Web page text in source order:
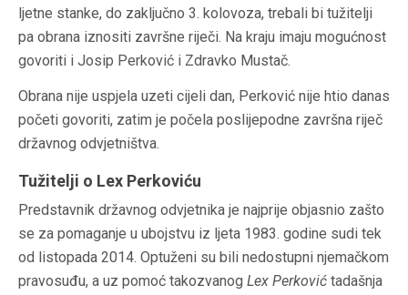
ljetne stanke, do zaključno 3. kolovoza, trebali bi tužitelji
pa obrana iznositi završne riječi. Na kraju imaju mogućnost
govoriti i Josip Perković i Zdravko Mustač.
Obrana nije uspjela uzeti cijeli dan, Perković nije htio danas
početi govoriti, zatim je počela poslijepodne završna riječ
državnog odvjetništva.
Tužitelji o Lex Perkoviću
Predstavnik državnog odvjetnika je najprije objasnio zašto
se za pomaganje u ubojstvu iz ljeta 1983. godine sudi tek
od listopada 2014. Optuženi su bili nedostupni njemačkom
pravosuđu, a uz pomoć takozvanog Lex Perković tadašnja